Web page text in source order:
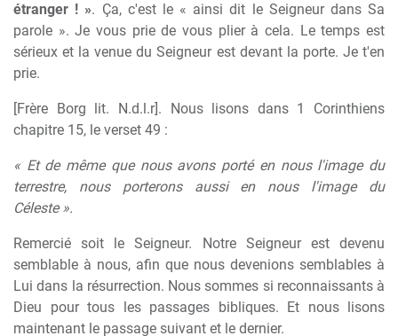
étranger ! ». Ça, c'est le « ainsi dit le Seigneur dans Sa
parole ». Je vous prie de vous plier à cela. Le temps est
sérieux et la venue du Seigneur est devant la porte. Je t'en
prie.
[Frère Borg lit. N.d.l.r]. Nous lisons dans 1 Corinthiens
chapitre 15, le verset 49 :
« Et de même que nous avons porté en nous l'image du
terrestre, nous porterons aussi en nous l'image du
Céleste ».
Remercié soit le Seigneur. Notre Seigneur est devenu
semblable à nous, afin que nous devenions semblables à
Lui dans la résurrection. Nous sommes si reconnaissants à
Dieu pour tous les passages bibliques. Et nous lisons
maintenant le passage suivant et le dernier.